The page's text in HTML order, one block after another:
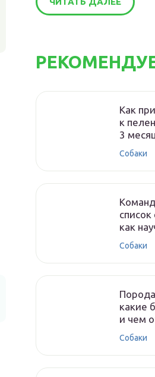
Как
к
3
Собаки
список
как
Собаки
какие
и чем
Собаки